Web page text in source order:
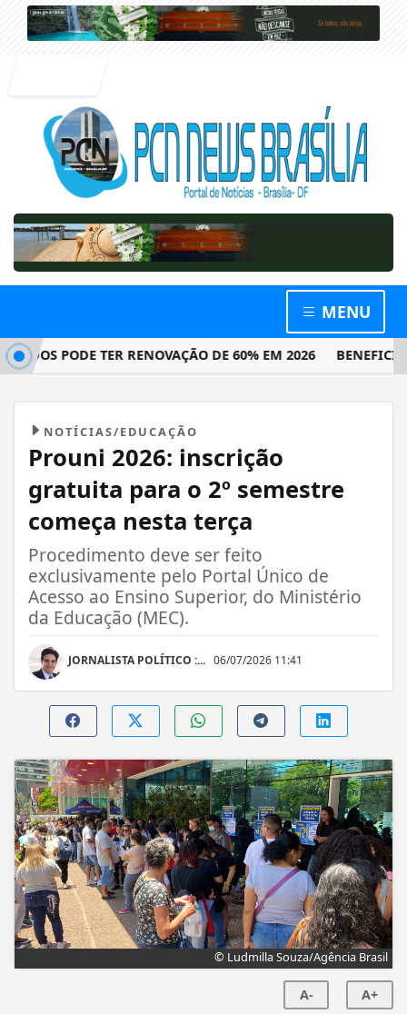
MENU
PODE TER RENOVAÇÃO DE 60% EM 2026
NOTÍCIAS/EDUCAÇÃO
Prouni 2026: inscrição
gratuita para o 2º semestre
começa nesta terça
Procedimento deve ser feito
exclusivamente pelo Portal Único de
Acesso ao Ensino Superior, do Ministério
da Educação (MEC).
JORNALISTA POLÍTICO :... 06/07/2026 11:41
© Ludmilla Souza/Agência Brasil
A- A+